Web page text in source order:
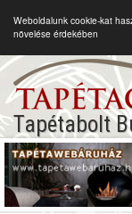
Weboldalunk cookie-kat
növelése érdekében
Tapétabolt